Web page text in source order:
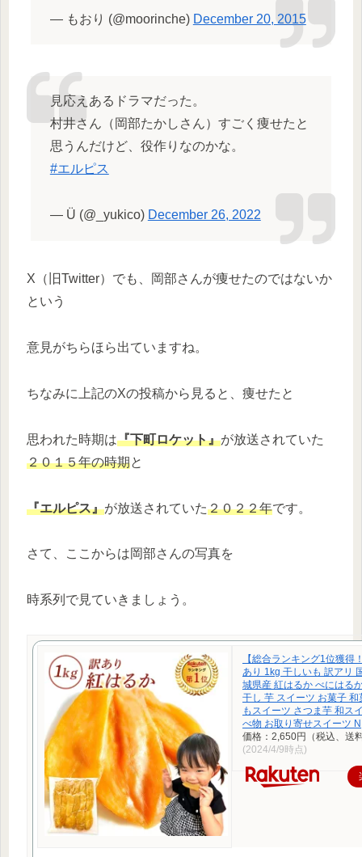
— もおり (@moorinche) December 20, 2015
見応えあるドラマだった。
村井さん（岡部たかしさん）すごく痩せたと
思うんだけど、役作りなのかな。
#エルピス
— Ü (@_yukico) December 26, 2022
X（旧Twitter）でも、岡部さんが痩せたのではないか
という
意見がちらほら出ていますね。
ちなみに上記のXの投稿から見ると、痩せたと
思われた時期は『下町ロケット』が放送されていた
２０１５年の時期と
『エルピス』が放送されていた２０２２年です。
さて、ここからは岡部さんの写真を
時系列で見ていきましょう。
【総合ランキング1位獲得
あり 1kg 干しいも 訳アリ
城県産 紅はるか べにはる
干し 芋 スイーツ お菓子 和
もスイーツ さつま芋 和ス
べ物 お取り寄せスイーツ N
価格：2,650円（税込、送
(2024/4/9時点)